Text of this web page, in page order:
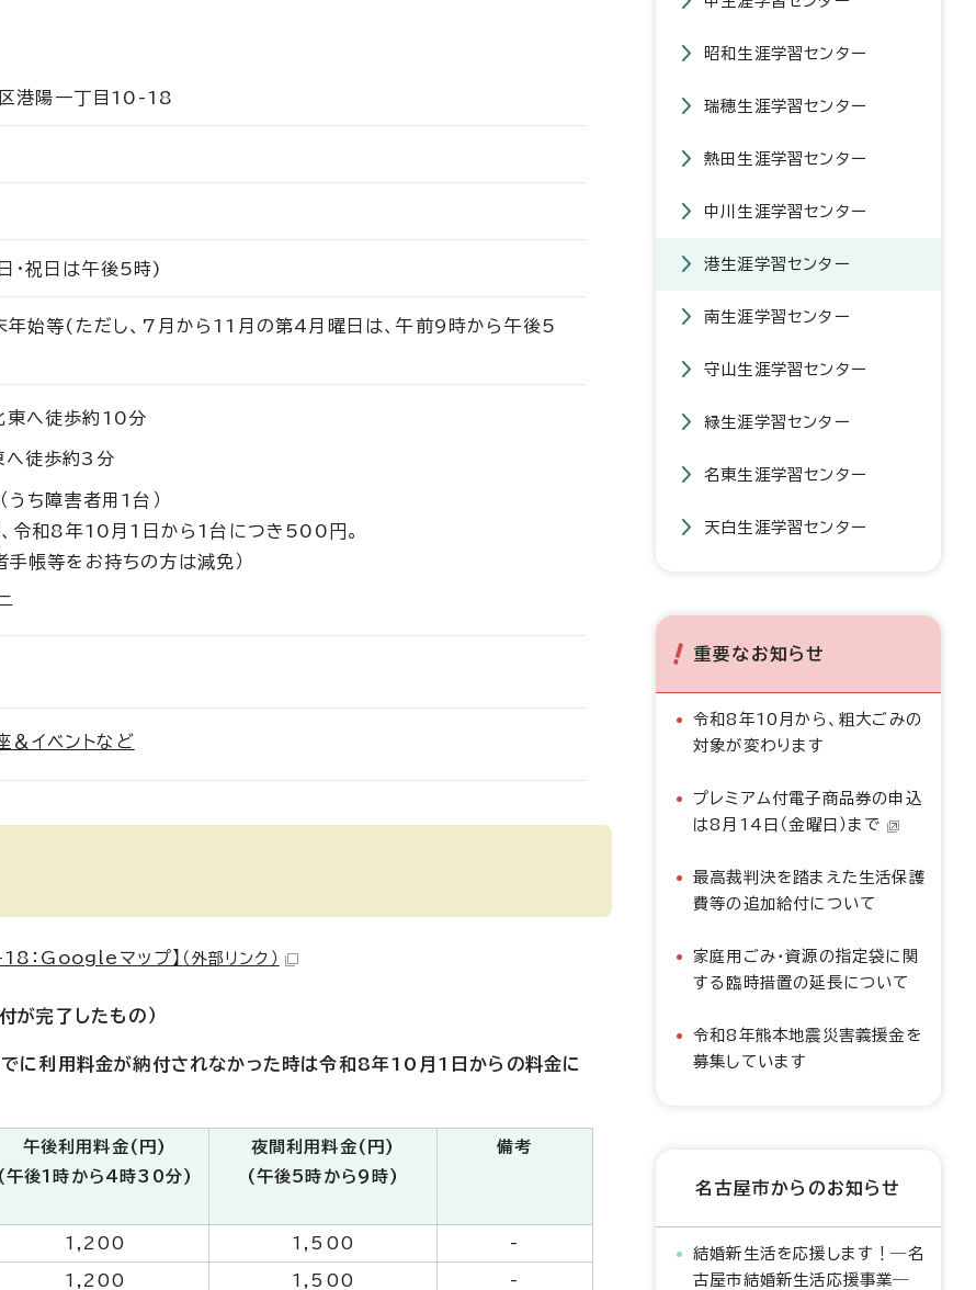
港陽一丁目10-18
・祝日は午後5時)
年始等(ただし、7月から11月の第4月曜日は、午前9時から午後5
東へ徒歩約10分
へ徒歩約3分
うち障害者用1台）
令和8年10月1日から1台につき500円。
帳等をお持ちの方は減免）
＆イベントなど
：Googleマップ】 （外部リンク）
完了したもの）
に利用料金が納付されなかった時は令和8年10月1日からの料金に
午後利用料金(円)
(午後1時から4時30分)
夜間利用料金(円)
(午後5時から9時)
備考
1,200 1,500 -
1,200 1,500 -
昭和生涯学習センター
瑞穂生涯学習センター
熱田生涯学習センター
中川生涯学習センター
港生涯学習センター
南生涯学習センター
守山生涯学習センター
緑生涯学習センター
名東生涯学習センター
天白生涯学習センター
重要なお知らせ
令和8年10月から、粗大ごみの
対象が変わります
プレミアム付電子商品券の申込
は8月14日（金曜日）まで
最高裁判決を踏まえた生活保護
費等の追加給付について
家庭用ごみ・資源の指定袋に関
する臨時措置の延長について
令和8年熊本地震災害義援金を
募集しています
名古屋市からのお知らせ
結婚新生活を応援します！―名
古屋市結婚新生活応援事業―